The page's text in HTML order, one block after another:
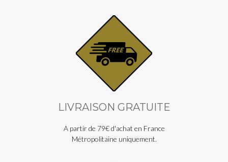
LIVRAISON GRATUITE
A partir de 79€ d'achat en France
Métropolitaine uniquement.